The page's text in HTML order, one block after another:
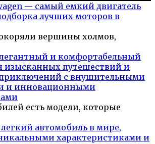
— самый емкий двигатель
лучших моторов в
вершины холмов,
и комфортабельный
изысканных путешествий и
с внушительными
и инновационными
есть модели, которые
автомобиль в мире,
характеристиками и